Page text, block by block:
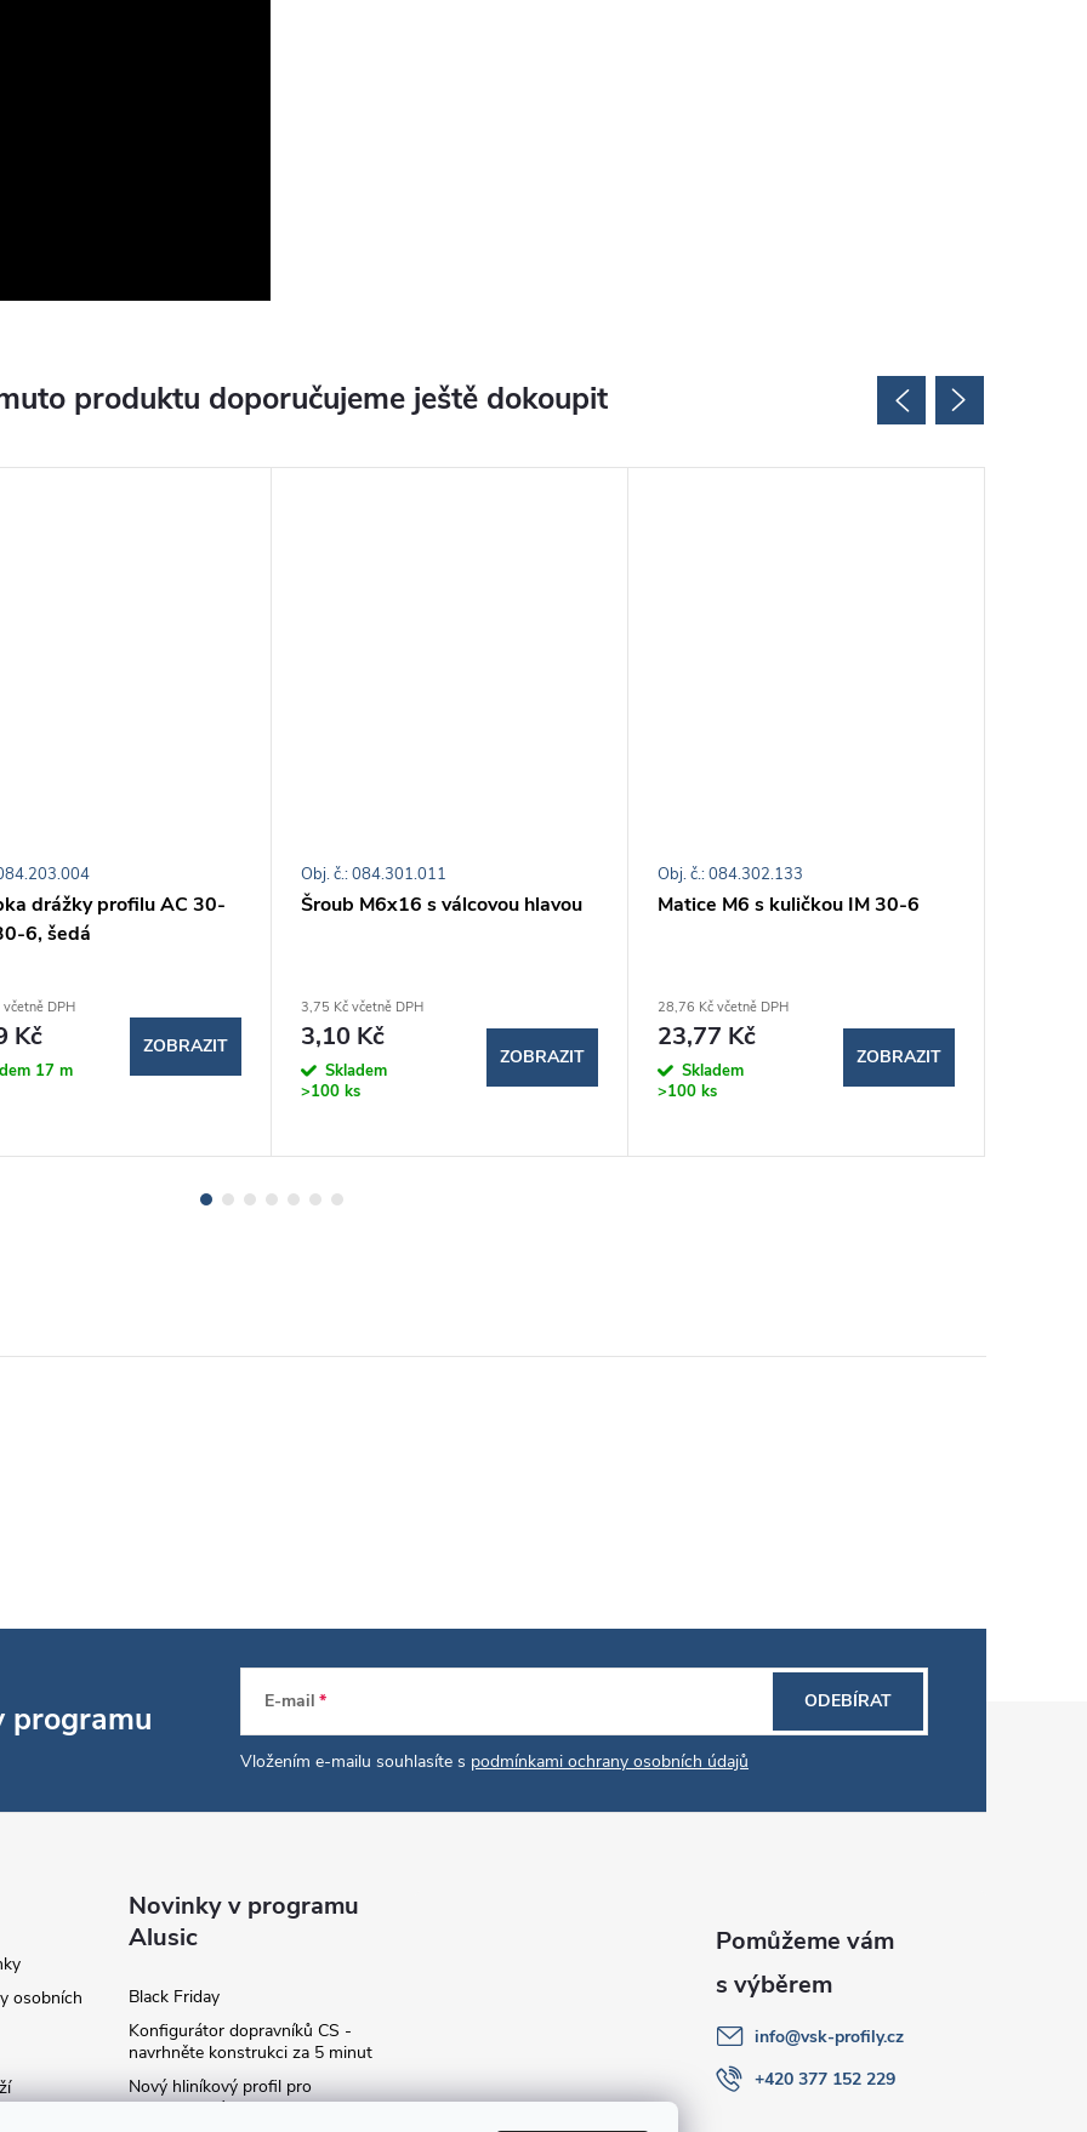
produktu doporučujeme ještě dokoupit
drážky profilu AC 30-
6, šedá
DPH
Kč
17 m
ZOBRAZIT
Šroub M6x16 s válcovou hlavou
3,75 Kč včetně DPH
3,10 Kč
Skladem
>100 ks
ZOBRAZIT
Obj. č.: 084.301.011
Matice M6 s kuličkou IM 30-6
28,76 Kč včetně DPH
23,77 Kč
Skladem
>100 ks
ZOBRAZIT
Obj. č.: 084.302.133
programu E-mail
Vložením e-mailu souhlasíte s podmínkami ochrany osobních údajů
ODEBÍRAT
osobních
Novinky v programu
Alusic
Black Friday
Konfigurátor dopravníků CS -
navrhněte konstrukci za 5 minut
Nový hliníkový profil pro
fotovoltaické panely - kvalita za
info@vsk-profily.cz
+420 377 152 229